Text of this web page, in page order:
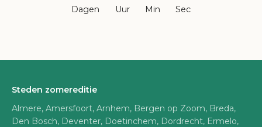
Dagen Uur Min Sec
Steden zomereditie
Almere, Amersfoort, Arnhem, Bergen op Zoom, Breda,
Den Bosch, Deventer, Doetinchem, Dordrecht, Ermelo,